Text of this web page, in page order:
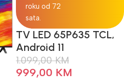
roku od 72
sata.
TV LED 65P635 TCL,
Android 11
1.099,00KM
999,00 KM